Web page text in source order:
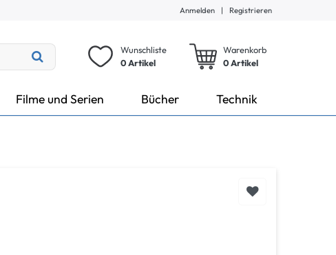
Anmelden | Registrieren
Wunschliste
0 Artikel
Warenkorb
0Artikel
Filme und Serien Bücher Technik